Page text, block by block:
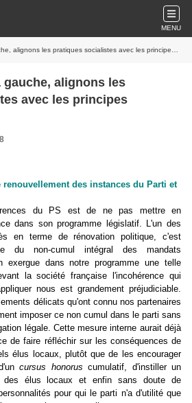
MENU
les pratiques socialistes avec les principes socialistes (4)
alignons les
avec les principes
renouvellement des instances du Parti et
du PS est de ne pas mettre en
dans son programme législatif. L'un des
en terme de rénovation politique, c'est
du non-cumul intégral des mandats
exergue dans notre programme une telle
la société française l'incohérence qui
nous est grandement préjudiciable.
délicats qu'ont connu nos partenaires
imposer ce non cumul dans le parti sans
légale. Cette mesure interne aurait déjà
de faire réfléchir sur les conséquences de
élus locaux, plutôt que de les encourager
cursus honorus cumulatif, d'instiller un
des élus locaux et enfin sans doute de
pour qui le parti n'a d'utilité que